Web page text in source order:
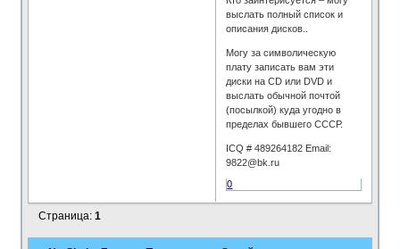
выслать полный список и
описания дисков..
Могу за символическую
плату записать вам эти
диски на CD или DVD и
выслать обычной почтой
(посылкой) куда угодно в
пределах бывшего СССР.
ICQ # 489264182 Email:
9822@bk.ru
0
Страница:1